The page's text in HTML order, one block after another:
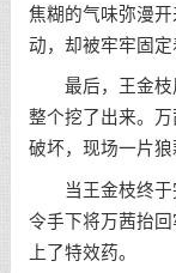
焦糊的气味弥漫
动，却被牢牢固定
最后，王金枝
整个挖了出来。
破坏，现场一片狼
当王金枝终于
令手下将万茜抬
上了特效药。